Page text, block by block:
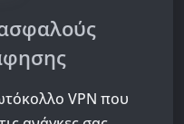
VPN που